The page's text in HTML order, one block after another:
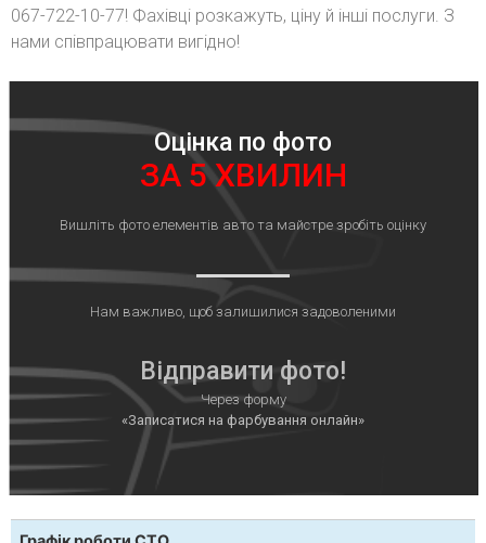
Оцінка по фото
ЗА 5 ХВИЛИН
Вишліть фото елементів авто та майстре зробіть оцінку
Нам важливо, щоб залишилися задоволеними
Відправити фото!
Через форму
«Записатися на фарбування онлайн»
067-722-10-77! Фахівці розкажуть, ціну й інші послуги. З
нами співпрацювати вигідно!